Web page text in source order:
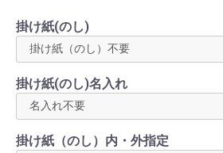
掛け紙(のし)
掛け紙(のし)名入れ
掛け紙（のし）内・外指定